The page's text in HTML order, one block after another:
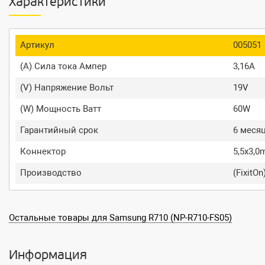
Характеристики
Артикул
005051
(A) Сила тока Ампер
3,16A
(V) Напряжение Вольт
19V
(W) Мощность Ватт
60W
Гарантийный срок
6
Коннектор
Производство
Остальные товары для Samsung R710 (NP-R710-FS05)
Информация